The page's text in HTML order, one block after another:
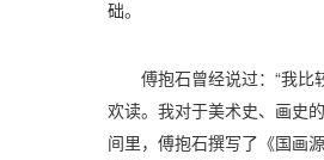
础。
傅抱石曾经说过：“我
欢读。我对于美术史、画史
间里，傅抱石撰写了《国画